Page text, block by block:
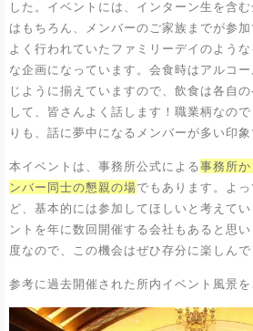
した。イベントには、インターン生を含
はもちろん、メンバーのご家族までが参
よく行われていたファミリーデイのよう
な企画になっています。会食時はアルコ
じように揃えていますので、飲食は各自
して、皆さんよく話します！職業柄なの
りも、話に夢中になるメンバーが多い印象
本イベントは、事務所公式による事務所
ンバー同士の懇親の場でもあります。よ
ど、基本的には参加してほしいと考えて
ントを年に数回開催する会社もあると思
度なので、この機会はぜひ存分に楽しんで
参考に過去開催された所内イベント風景を